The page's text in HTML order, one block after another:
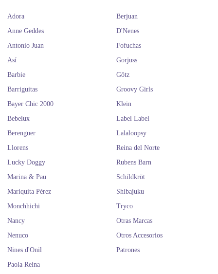
Adora
Anne Geddes
Antonio Juan
Así
Barbie
Barriguitas
Bayer Chic 2000
Bebelux
Berenguer
Berjuan
D'Nenes
Fofuchas
Gorjuss
Götz
Groovy Girls
Klein
Label Label
Lalaloopsy
Llorens
Lucky Doggy
Marina & Pau
Mariquita Pérez
Monchhichi
Nancy
Nenuco
Nines d'Onil
Paola Reina
Reina del Norte
Rubens Barn
Schildkröt
Shibajuku
Tryco
Otras Marcas
Otros Accesorios
Patrones